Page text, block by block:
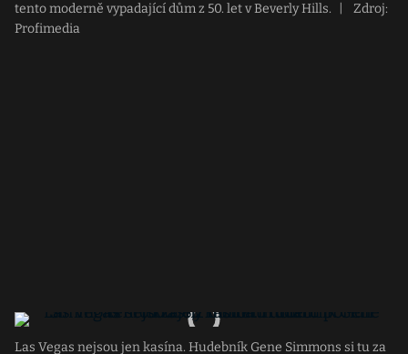
tento moderně vypadající dům z 50. let v Beverly Hills.
Zdroj:
Profimedia
Las Vegas nejsou jen kasína. Hudebník Gene Simmons si tu za